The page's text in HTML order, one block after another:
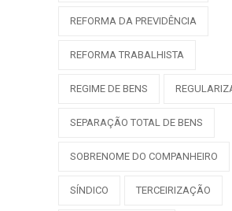
REFORMA DA PREVIDÊNCIA
REFORMA TRABALHISTA
REGIME DE BENS
SEPARAÇÃO TOTAL DE BENS
SOBRENOME DO COMPANHEIRO
SÍNDICO TERCEIRIZAÇÃO